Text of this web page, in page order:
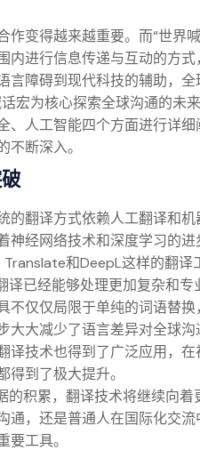
作变得越来越重要。而“世界
内进行信息传递与互动的方
言障碍到现代科技的辅助，
宏为核心探索全球沟通的未
、人工智能四个方面进行详
断深入。
的翻译方式依赖人工翻译和
神经网络技术和深度学习的
和DeepL这样的翻译
译已经能够处理更加复杂和专
不仅仅局限于单纯的词语替
大大减少了语言差异对全球
译技术也得到了广泛应用，
到了极大提升。
的积累，翻译技术将继续向着
通，还是普通人在国际化交
工具。